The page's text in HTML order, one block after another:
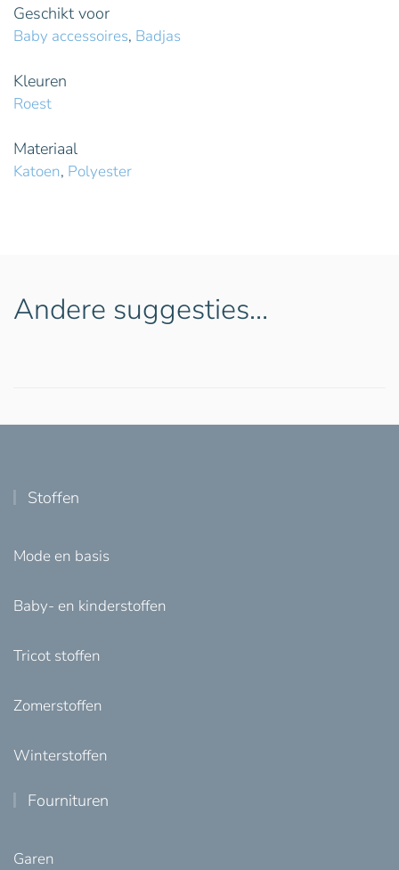
Geschikt voor
Baby accessoires, Badjas
Kleuren
Roest
Materiaal
Katoen, Polyester
Andere suggesties…
Stoffen
Mode en basis
Baby- en kinderstoffen
Tricot stoffen
Zomerstoffen
Winterstoffen
Fournituren
Garen